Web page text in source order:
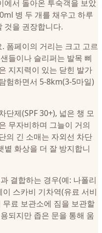
에서 돌아온 투숙객을 보았
병 두 개를 채우고 하루
것을 권장합니다.
폼페이의 거리는 크고 고르
들이나 슬리퍼는 발목 삐
지지력이 있는 닫힌 발가
험하면서 5-8km(3-5마일)
단제(SPF 30+), 넓은 챙 모
무자비하며 그늘이 거의
의 긴 소매는 자외선 차단
화상을 더 잘 방지합니
결합하는 경우(예: 나폴리
스카비 기차역(유료 서비
료 보관소에 짐을 보관할
되지만 좁은 문을 통해 움